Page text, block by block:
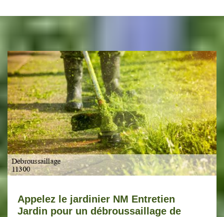
Appelez le jardinier NM Entretien
Jardin pour un débroussaillage de